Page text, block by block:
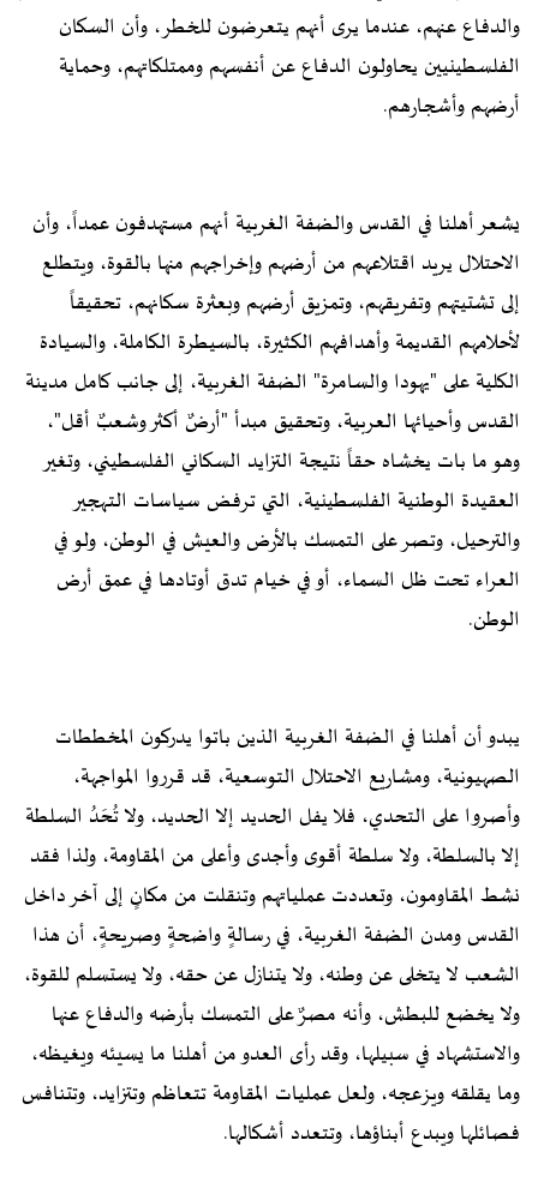
والدفاع عنهم، عندما يرى أنهم يتعرضون للخطر، وأن السكان
الفلسطينيين يحاولون الدفاع عن أنفسهم وممتلكاتهم، وحماية
أرضهم وأشجارهم.
يشعر أهلنا في القدس والضفة الغربية أنهم مستهدفون عمداً، وأن
الاحتلال يريد اقتلاعهم من أرضهم وإخراجهم منها بالقوة، ويتطلع
إلى تشتيتهم وتفريقهم، وتمزيق أرضهم وبعثرة سكانهم، تحقيقاً
لأحلامهم القديمة وأهدافهم الكثيرة، بالسيطرة الكاملة، والسيادة
الكلية على "يهودا والسامرة" الضفة الغربية، إلى جانب كامل مدينة
القدس وأحيائها العربية، وتحقيق مبدأ "أرضٌ أكثر وشعبٌ أقل"،
وهو ما بات يخشاه حقاً نتيجة التزايد السكاني الفلسطيني، وتغير
العقيدة الوطنية الفلسطينية، التي ترفض سياسات التهجير
والترحيل، وتصر على التمسك بالأرض والعيش في الوطن، ولو في
العراء تحت ظل السماء، أو في خيام تدق أوتادها في عمق أرض
الوطن.
يبدو أن أهلنا في الضفة الغربية الذين باتوا يدركون المخططات
الصهيونية، ومشاريع الاحتلال التوسعية، قد قرروا المواجهة،
وأصروا على التحدي، فلا يفل الحديد إلا الحديد، ولا تُحَدُ السلطة
إلا بالسلطة، ولا سلطة أقوى وأجدى وأعلى من المقاومة، ولذا فقد
نشط المقاومون، وتعددت عملياتهم وتنقلت من مكانٍ إلى آخر داخل
القدس ومدن الضفة الغربية، في رسالةٍ واضحةٍ وصريحةٍ، أن هذا
الشعب لا يتخلى عن وطنه، ولا يتنازل عن حقه، ولا يستسلم للقوة،
ولا يخضع للبطش، وأنه مصرٌ على التمسك بأرضه والدفاع عنها
والاستشهاد في سبيلها، وقد رأى العدو من أهلنا ما يسيئه ويغيظه،
وما يقلقه ويزعجه، ولعل عمليات المقاومة تتعاظم وتتزايد، وتتنافس
فصائلها ويبدع أبناؤها، وتتعدد أشكالها.